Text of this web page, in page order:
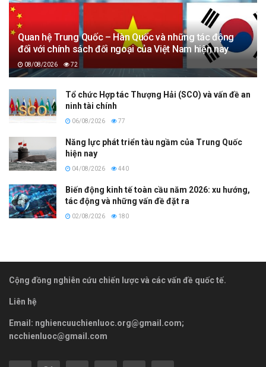
Quan hệ Trung Quốc – Hàn Quốc và những tác động
đối với chính sách đối ngoại của Việt Nam hiện nay
08/08/2026 72
Tổ chức Hợp tác Thượng Hải (SCO) và vấn đề an
ninh tài chính
06/08/2026 77
Năng lực phát triển tàu ngầm của Trung Quốc
hiện nay
04/08/2026 440
Biến động kinh tế toàn cầu năm 2026: xu hướng,
tác động và những vấn đề đặt ra
02/08/2026 180
Cộng đồng nghiên cứu chiến lược và các vấn đề quốc tế.
Liên hệ
Email: nghiencuuchienluoc.org@gmail.com;
ncchienluoc@gmail.com